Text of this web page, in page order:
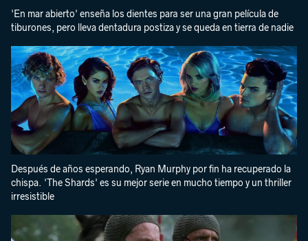
'En mar abierto' enseña los dientes para ser una gran película de
tiburones, pero lleva dentadura postiza y se queda en tierra de nadie
Después de años esperando, Ryan Murphy por fin ha recuperado la
chispa. 'The Shards' es su mejor serie en mucho tiempo y un thriller
irresistible